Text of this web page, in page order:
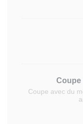
Coupe
Coupe avec du